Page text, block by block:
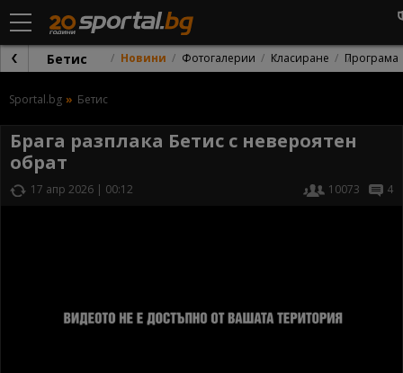
Бетис Новини Фотогалерии Класиране Програма
Sportal.bg Бетис
Брага разплака Бетис с невероятен
обрат
17 апр 2026 | 00:12 10073 4